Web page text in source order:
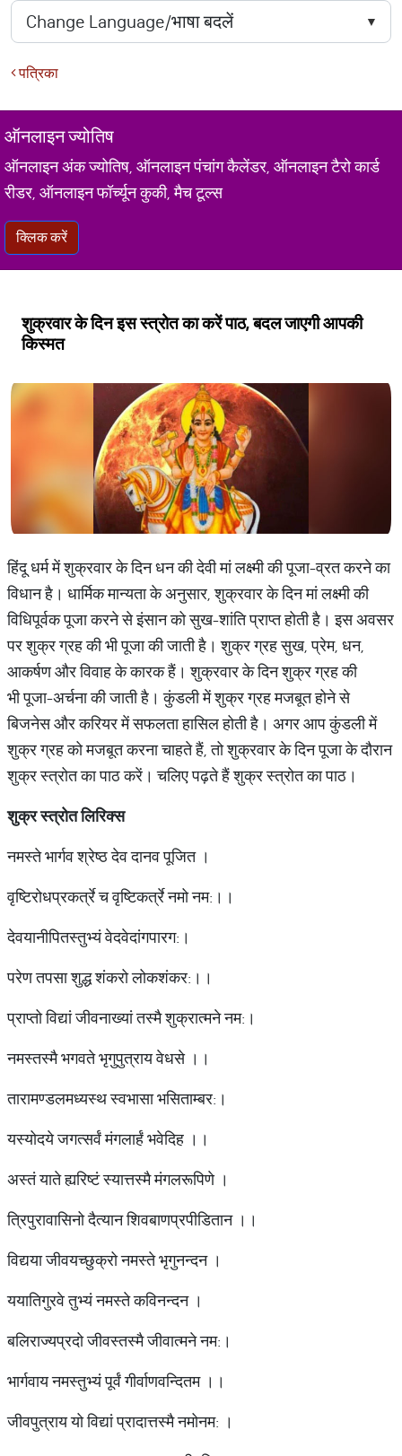
पत्रिका
ऑनलाइन ज्योतिष
ऑनलाइन अंक ज्योतिष, ऑनलाइन पंचांग कैलेंडर, ऑनलाइन टैरो कार्ड
रीडर, ऑनलाइन फॉर्च्यून कुकी, मैच टूल्स
क्लिक करें
शुक्रवार के दिन इस स्त्रोत का करें पाठ, बदल जाएगी आपकी
किस्मत
हिंदू धर्म में शुक्रवार के दिन धन की देवी मां लक्ष्मी की पूजा-व्रत करने का
विधान है। धार्मिक मान्यता के अनुसार, शुक्रवार के दिन मां लक्ष्मी की
विधिपूर्वक पूजा करने से इंसान को सुख-शांति प्राप्त होती है। इस अवसर
पर शुक्र ग्रह की भी पूजा की जाती है। शुक्र ग्रह सुख, प्रेम, धन,
आकर्षण और विवाह के कारक हैं। शुक्रवार के दिन शुक्र ग्रह की
भी पूजा-अर्चना की जाती है। कुंडली में शुक्र ग्रह मजबूत होने से
बिजनेस और करियर में सफलता हासिल होती है। अगर आप कुंडली में
शुक्र ग्रह को मजबूत करना चाहते हैं, तो शुक्रवार के दिन पूजा के दौरान
शुक्र स्त्रोत का पाठ करें। चलिए पढ़ते हैं शुक्र स्त्रोत का पाठ।
शुक्रस्त्रोतलिरिक्स
नमस्ते भार्गव श्रेष्ठ देव दानव पूजित ।
वृष्टिरोधप्रकर्त्रे च वृष्टिकर्त्रे नमो नम:।।
देवयानीपितस्तुभ्यं वेदवेदांगपारग:।
परेण तपसा शुद्ध शंकरो लोकशंकर:।।
प्राप्तो विद्यां जीवनाख्यां तस्मै शुक्रात्मने नम:।
नमस्तस्मै भगवते भृगुपुत्राय वेधसे ।।
तारामण्डलमध्यस्थ स्वभासा भसिताम्बर:।
यस्योदये जगत्सर्वं मंगलार्हं भवेदिह ।।
अस्तं याते ह्यरिष्टं स्यात्तस्मै मंगलरूपिणे ।
त्रिपुरावासिनो दैत्यान शिवबाणप्रपीडितान ।।
विद्यया जीवयच्छुक्रो नमस्ते भृगुनन्दन ।
ययातिगुरवे तुभ्यं नमस्ते कविनन्दन ।
बलिराज्यप्रदो जीवस्तस्मै जीवात्मने नम:।
भार्गवाय नमस्तुभ्यं पूर्वं गीर्वाणवन्दितम ।।
जीवपुत्राय यो विद्यां प्रादात्तस्मै नमोनम: ।